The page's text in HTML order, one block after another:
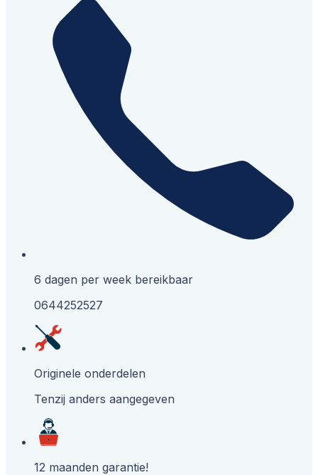
6 dagen per week bereikbaar
0644252527
Originele onderdelen
Tenzij anders aangegeven
12 maanden garantie!